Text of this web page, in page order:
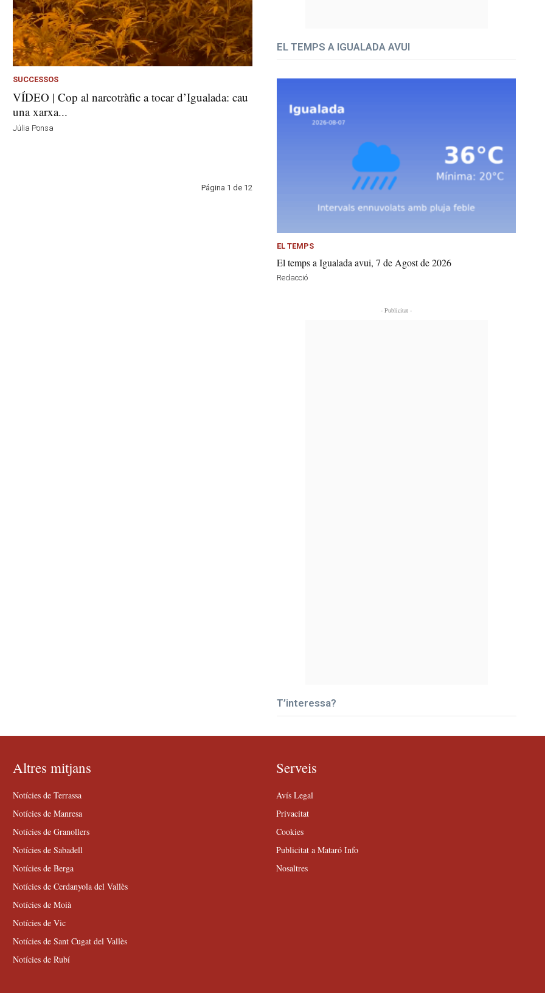
SUCCESSOS
VÍDEO | Cop al narcotràfic a tocar d’Igualada: cau
una xarxa...
Júlia Ponsa
Página 1 de 12
EL TEMPS A IGUALADA AVUI
EL TEMPS
El temps a Igualada avui, 7 de Agost de 2026
Redacció
- Publicitat -
T’interessa?
Altres mitjans
Notícies de Terrassa
Notícies de Manresa
Notícies de Granollers
Notícies de Sabadell
Notícies de Berga
Notícies de Cerdanyola del Vallès
Notícies de Moià
Notícies de Vic
Notícies de Sant Cugat del Vallès
Notícies de Rubí
Serveis
Avís Legal
Privacitat
Cookies
Publicitat a Mataró Info
Nosaltres